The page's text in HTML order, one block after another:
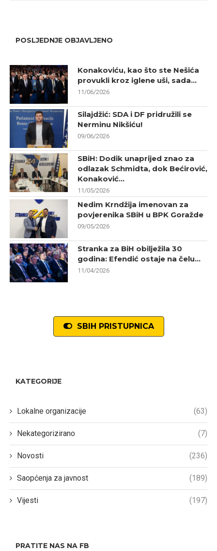
POSLJEDNJE OBJAVLJENO
Konakoviću, kao što ste Nešića
provukli kroz iglene uši, sada...
11/06/2026
Silajdžić: SDA i DF pridružili se
Nerminu Nikšiću!
09/06/2026
SBiH: Dodik unaprijed znao za
odlazak Schmidta, dok Bećirović,
Konaković...
11/05/2026
Nedim Krndžija imenovan za
povjerenika SBiH u BPK Goražde
09/05/2026
Stranka za BiH obilježila 30
godina: Efendić ostaje na čelu...
11/04/2026
SBIH PRISTUPNICA
KATEGORIJE
Lokalne organizacije (63)
Nekategorizirano (7)
Novosti (236)
Saopćenja za javnost (189)
Vijesti (197)
PRATITE NAS NA FB